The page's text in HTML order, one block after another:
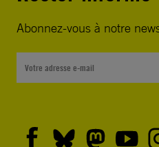
Abonnez-vous à notre